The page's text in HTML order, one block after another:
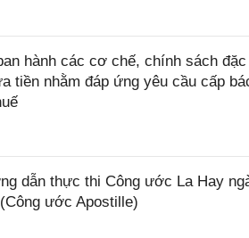
hành các cơ chế, chính sách
tiền nhằm đáp ứng yêu cầu cấp
dẫn thực thi Công ước La Hay
ước Apostille)